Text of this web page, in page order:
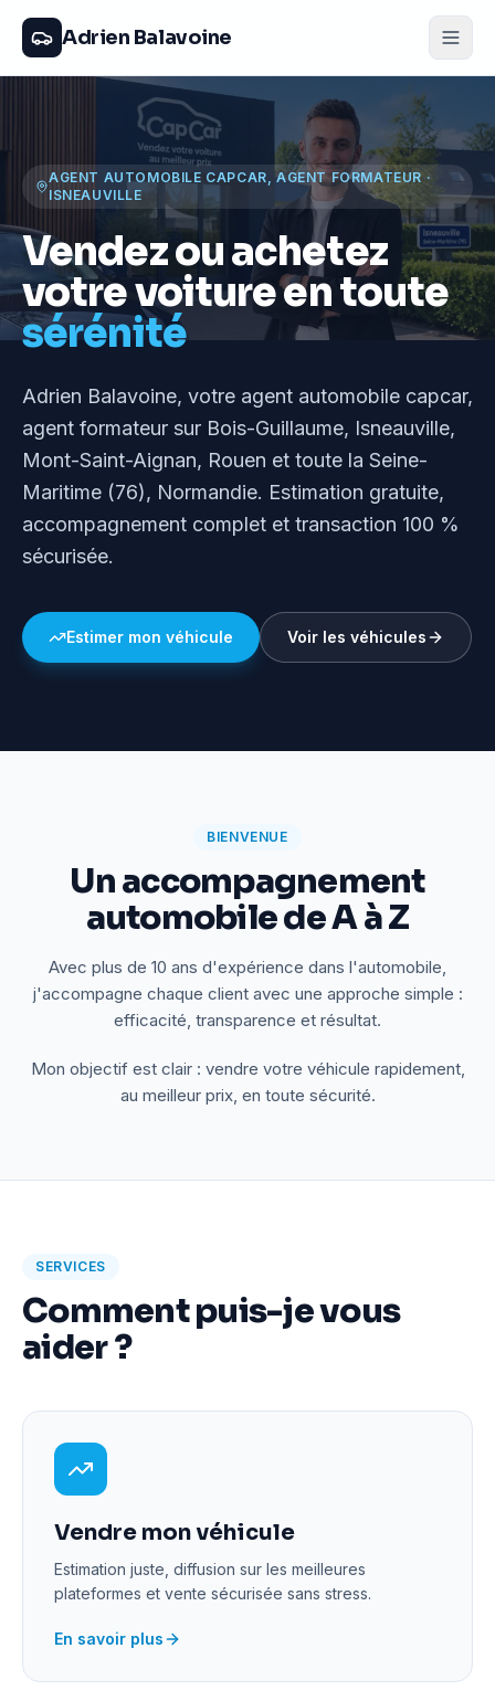
Adrien Balavoine
AGENT AUTOMOBILE CAPCAR, AGENT FORMATEUR ·
ISNEAUVILLE
Vendez ou achetez
votre voiture en toute
sérénité
Adrien Balavoine, votre agent automobile capcar,
agent formateur sur Bois-Guillaume, Isneauville,
Mont-Saint-Aignan, Rouen et toute la Seine-
Maritime (76), Normandie. Estimation gratuite,
accompagnement complet et transaction 100 %
sécurisée.
Estimer mon véhicule Voir les véhicules
BIENVENUE
Un accompagnement
automobile de A à Z
Avec plus de 10 ans d'expérience dans l'automobile,
j'accompagne chaque client avec une approche simple :
efficacité, transparence et résultat.
Mon objectif est clair : vendre votre véhicule rapidement,
au meilleur prix, en toute sécurité.
SERVICES
Comment puis-je vous
aider ?
Vendre mon véhicule
Estimation juste, diffusion sur les meilleures
plateformes et vente sécurisée sans stress.
En savoir plus